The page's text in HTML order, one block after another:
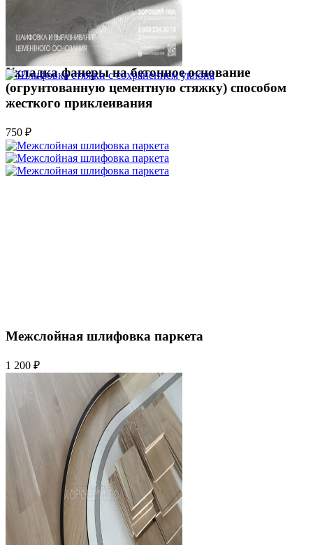
Укладка фанеры на бетонное основание
(огрунтованную цементную стяжку) способом
жесткого приклеивания
750 ₽
Межслойная шлифовка паркета
1 200 ₽